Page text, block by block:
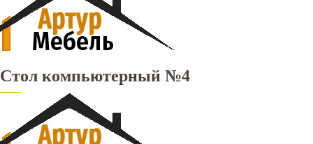
Стол компьютерный №4